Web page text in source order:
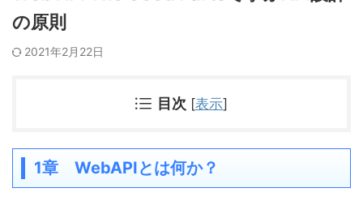
の原則
2021年2月22日
目次 [表示]
1章 WebAPIとは何か？